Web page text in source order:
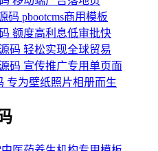
码 pbootcms商用模板
额度高利息低审批快
码 轻松实现全球贸易
码 宣传推广专用单页面
专为壁纸照片相册而生